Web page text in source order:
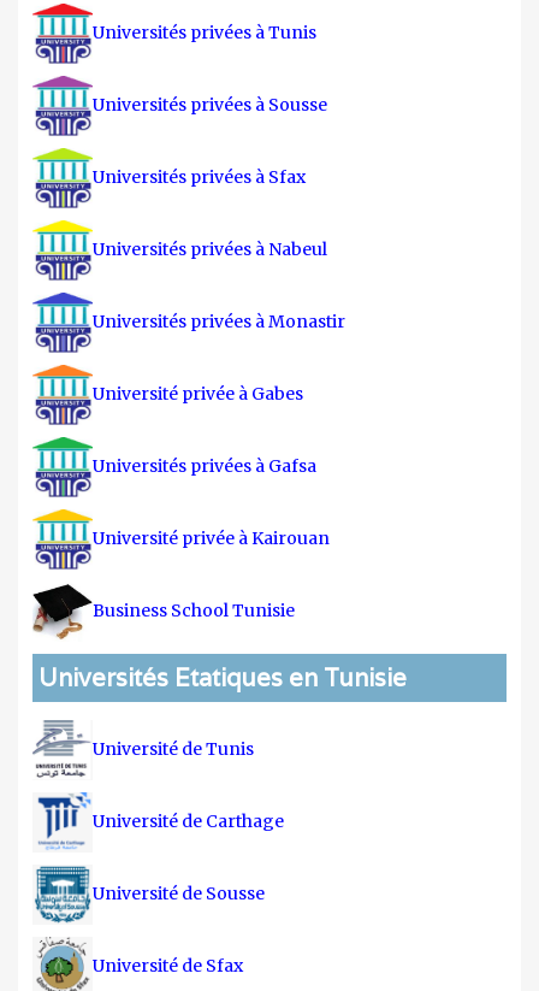
Universités privées à Tunis
Universités privées à Sousse
Universités privées à Sfax
Universités privées à Nabeul
Universités privées à Monastir
Université privée à Gabes
Universités privées à Gafsa
Université privée à Kairouan
Business School Tunisie
Universités Etatiques en Tunisie
Université de Tunis
Université de Carthage
Université de Sousse
Université de Sfax